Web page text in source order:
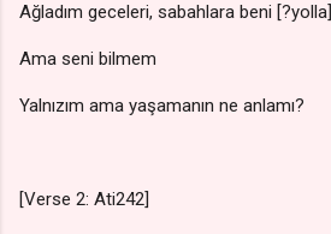
Ağladım geceleri, sabahlara beni [?yolla]
Ama seni bilmem
Yalnızım ama yaşamanın ne anlamı?
[Verse 2: Ati242]